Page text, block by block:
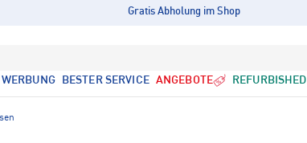
Gratis Abholung im Shop
BESTER SERVICE ANGEBOTE REFURBISHED